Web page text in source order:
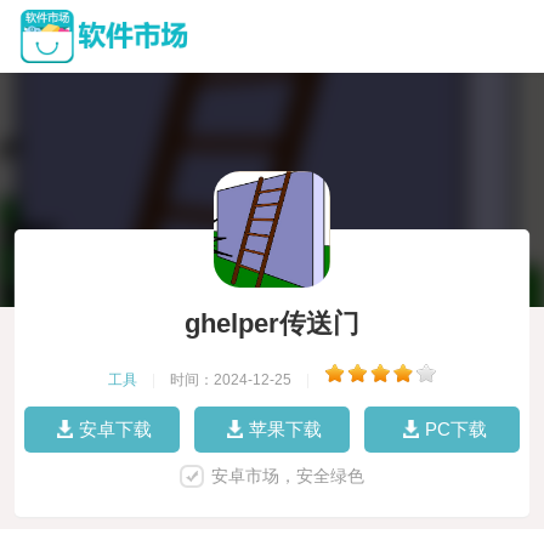
ghelper传送门
工具 时间：2024-12-25
安卓下载 苹果下载 PC下载
安卓市场，安全绿色